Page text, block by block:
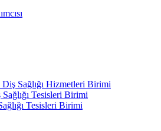
Sağlığı Hizmetleri Birimi
Tesisleri Birimi
Tesisleri Birimi